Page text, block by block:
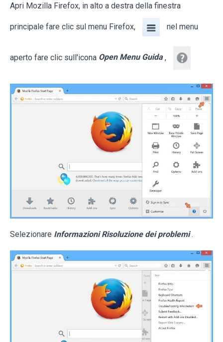
Apri Mozilla Firefox, in alto a destra della finestra
principale fare clic sul menu Firefox, nel menu
aperto fare clic sull'icona Open Menu Guida ,
Selezionare Informazioni Risoluzione dei problemi .